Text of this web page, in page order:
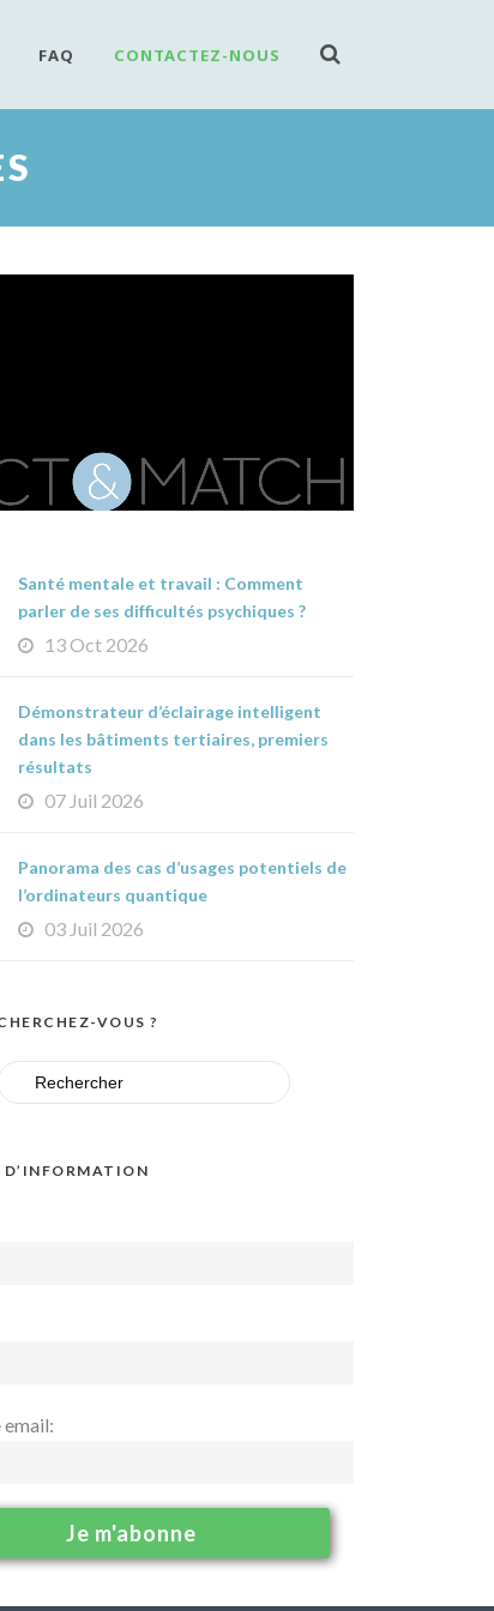
FAQ CONTACTEZ-NOUS
Santé mentale et travail : Comment
parler de ses difficultés psychiques ?
13 Oct 2026
Démonstrateur d’éclairage intelligent
dans les bâtiments tertiaires, premiers
résultats
07 Juil 2026
Panorama des cas d’usages potentiels de
l’ordinateurs quantique
03 Juil 2026
VOUS ?
Search
D’INFORMATION
email: